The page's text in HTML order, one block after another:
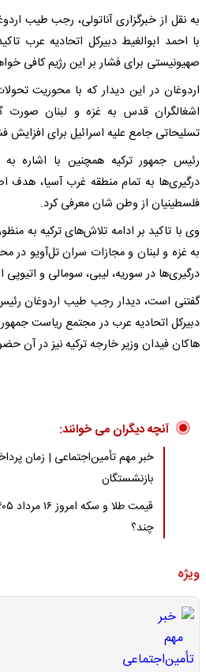
به نقل از خبرگزاری آناتولی، رجب طیب
با احمد ابوالغیط دبیرکل اتحادیه عرب
صهیونیستی برای فشار بر این رژیم کافی
اردوغان در این دیدار که با محوریت
اشغالگران قدس به غزه و لبنان
تسلیحاتی جامع علیه اسرائیل برای افزایش
رئیس جمهور ترکیه همچنین با اشاره
درگیری‌ها به تمام منطقه غرب آسیا، هدف
فلسطینیان از وطن‌ شان معرفی کرد.
وی با تاکید بر ادامه تلاش‌های ترکیه به
به غزه و لبنان و مجازات سران تل‌آویو در
درگیری‌ها در سوریه، لیبی، سومالی و اتیوپی
گفتنی است، دیدار رجب طیب اردوغان رئیس
دبیرکل اتحادیه عرب در مجتمع ریاست
هاکان فیدان وزیر خارجه ترکیه نیز در آن
آنچه دیگران می خوانند:
خبر مهم تأمین‌اجتماعی | زمان
بازنشستگان
چند؟
ویژه